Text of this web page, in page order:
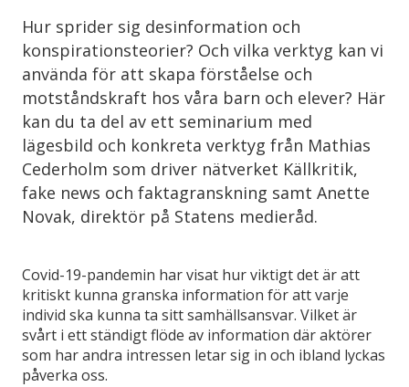
Hur sprider sig desinformation och
konspirationsteorier? Och vilka verktyg kan vi
använda för att skapa förståelse och
motståndskraft hos våra barn och elever? Här
kan du ta del av ett seminarium med
lägesbild och konkreta verktyg från Mathias
Cederholm som driver nätverket Källkritik,
fake news och faktagranskning samt Anette
Novak, direktör på Statens medieråd.
Covid-19-pandemin har visat hur viktigt det är att
kritiskt kunna granska information för att varje
individ ska kunna ta sitt samhällsansvar. Vilket är
svårt i ett ständigt flöde av information där aktörer
som har andra intressen letar sig in och ibland lyckas
påverka oss.